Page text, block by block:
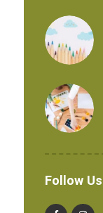
Follow Us